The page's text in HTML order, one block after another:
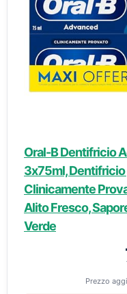
Oral-B Dentifricio
3x75ml,
Clinicamente
Alito Fresco,
Verde
Prezzo